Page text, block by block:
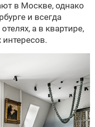
в Москве, однако
и всегда
а в квартире,